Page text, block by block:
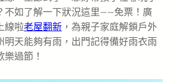
不如了解一下狀況這里——免票！廣
線啦老屋翻新 ，為親子家庭解鎖戶外
明天能夠有雨，出門記得備好雨衣雨
過節！